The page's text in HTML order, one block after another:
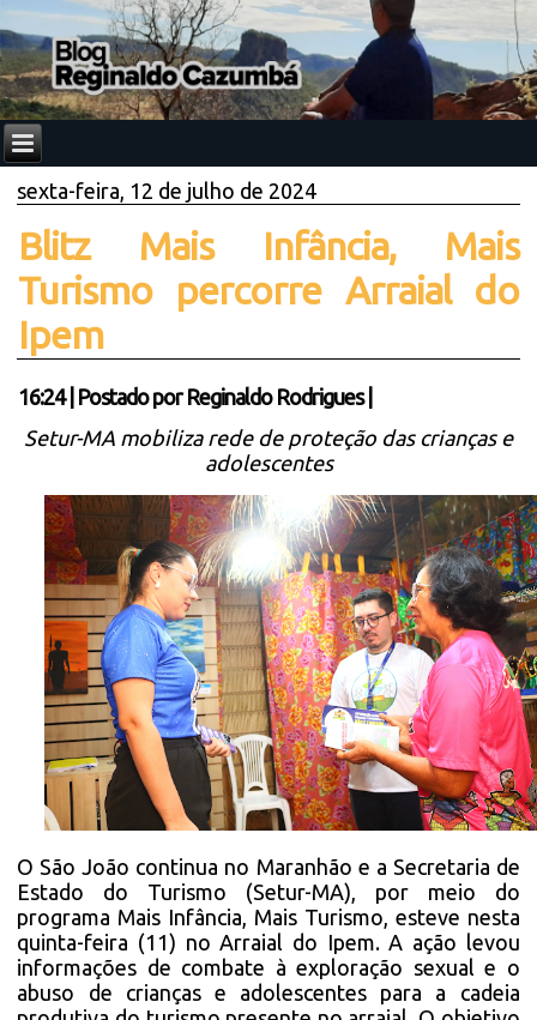
sexta-feira, 12 de julho de 2024
Blitz Mais Infância, Mais
Turismo percorre Arraial do
Ipem
16:24| Postado por Reginaldo Rodrigues
Setur-MA mobiliza rede de proteção das crianças e
adolescentes
O São João continua no Maranhão e a Secretaria de
Estado do Turismo (Setur-MA), por meio do
programa Mais Infância, Mais Turismo, esteve nesta
quinta-feira (11) no Arraial do Ipem. A ação levou
informações de combate à exploração sexual e o
abuso de crianças e adolescentes para a cadeia